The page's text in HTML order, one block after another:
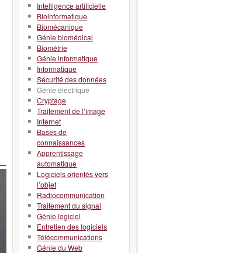
Intelligence artificielle
Bioinformatique
Biomécanique
Génie biomédical
Biométrie
Génie informatique
Informatique
Sécurité des données
Génie électrique
Cryptage
Traitement de l’image
Internet
Bases de
connaissances
Apprentissage
automatique
Logiciels orientés vers
l’objet
Radiocommunication
Traitement du signal
Génie logiciel
Entretien des logiciels
Télécommunications
Génie du Web